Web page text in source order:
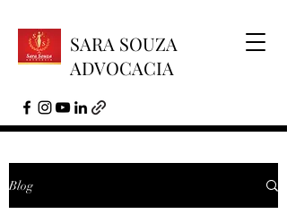
SARA SOUZA
ADVOCACIA
Blog